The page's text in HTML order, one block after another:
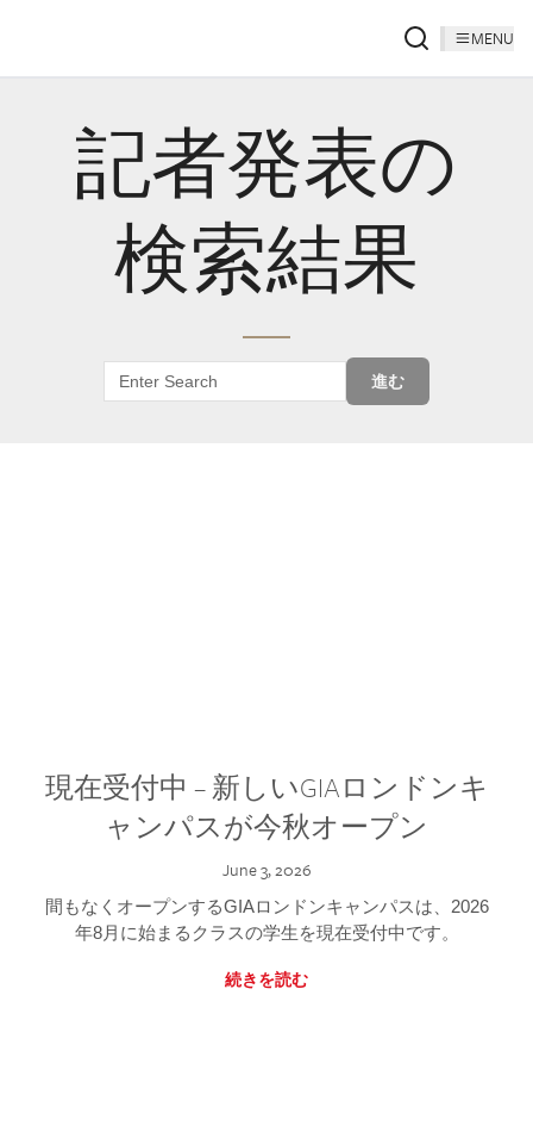
MENU
記者発表の
検索結果
進む
現在受付中 – 新しいGIAロンドンキ
ャンパスが今秋オープン
June 3, 2026
間もなくオープンするGIAロンドンキャンパスは、2026
年8月に始まるクラスの学生を現在受付中です。
続きを読む